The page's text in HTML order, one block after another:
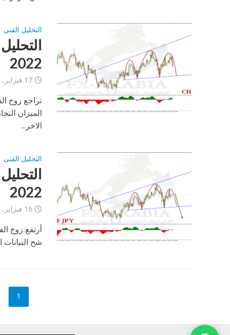
التحليل الفنى
2022
17 فبراير، 2022
تراجع زوج
الميزان
الاخر...
التحليل الفنى
2022
16 فبراير، 2022
أرتفع زوج
شح البيانات
1